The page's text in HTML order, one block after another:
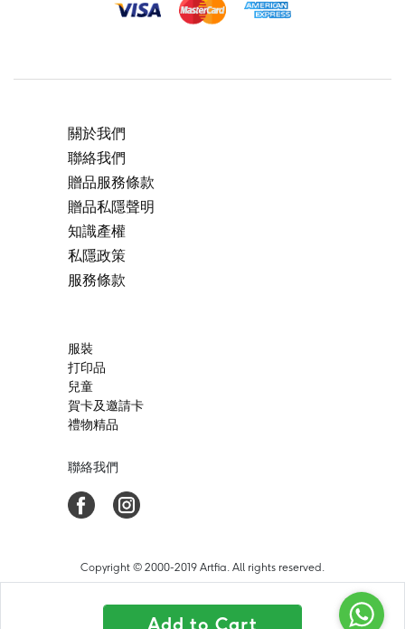
Add to Cart
關於我們
聯絡我們
贈品服務條款
贈品私隱聲明
知識產權
私隱政策
服務條款
服裝
打印品
兒童
賀卡及邀請卡
禮物精品
聯絡我們
Copyright © 2000-2019 Artfia. All rights reserved.